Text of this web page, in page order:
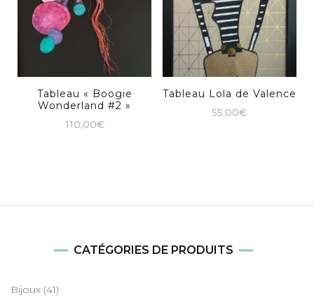
Tableau « Boogie
Wonderland #2 »
110,00€
Tableau Lola de Valence
55,00€
CATÉGORIES DE PRODUITS
Bijoux (41)